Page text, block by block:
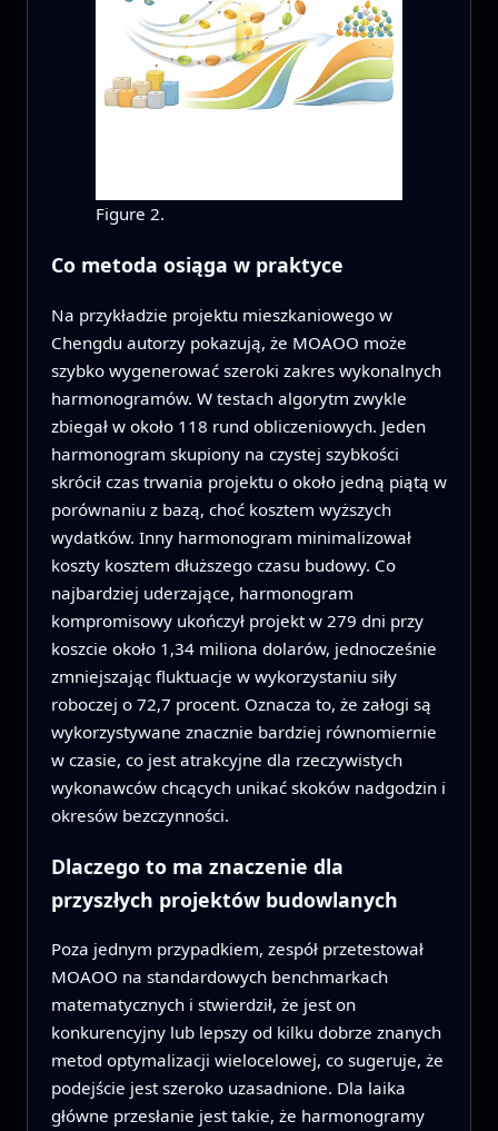
Figure 2.
Co metoda osiąga w praktyce
Na przykładzie projektu mieszkaniowego w
Chengdu autorzy pokazują, że MOAOO może
szybko wygenerować szeroki zakres wykonalnych
harmonogramów. W testach algorytm zwykle
zbiegał w około 118 rund obliczeniowych. Jeden
harmonogram skupiony na czystej szybkości
skrócił czas trwania projektu o około jedną piątą w
porównaniu z bazą, choć kosztem wyższych
wydatków. Inny harmonogram minimalizował
koszty kosztem dłuższego czasu budowy. Co
najbardziej uderzające, harmonogram
kompromisowy ukończył projekt w 279 dni przy
koszcie około 1,34 miliona dolarów, jednocześnie
zmniejszając fluktuacje w wykorzystaniu siły
roboczej o 72,7 procent. Oznacza to, że załogi są
wykorzystywane znacznie bardziej równomiernie
w czasie, co jest atrakcyjne dla rzeczywistych
wykonawców chcących unikać skoków nadgodzin i
okresów bezczynności.
Dlaczego to ma znaczenie dla
przyszłych projektów budowlanych
Poza jednym przypadkiem, zespół przetestował
MOAOO na standardowych benchmarkach
matematycznych i stwierdził, że jest on
konkurencyjny lub lepszy od kilku dobrze znanych
metod optymalizacji wielocelowej, co sugeruje, że
podejście jest szeroko uzasadnione. Dla laika
główne przesłanie jest takie, że harmonogramy